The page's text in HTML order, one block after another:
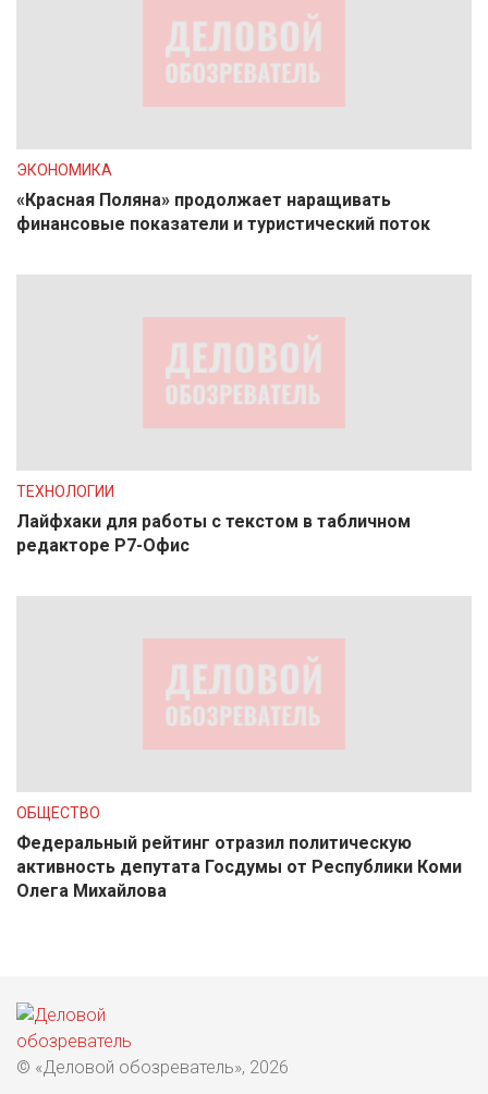
ЭКОНОМИКА
«Красная Поляна» продолжает наращивать
финансовые показатели и туристический поток
ТЕХНОЛОГИИ
Лайфхаки для работы с текстом в табличном
редакторе Р7-Офис
ОБЩЕСТВО
Федеральный рейтинг отразил политическую
активность депутата Госдумы от Республики Коми
Олега Михайлова
© «Деловой обозреватель», 2026